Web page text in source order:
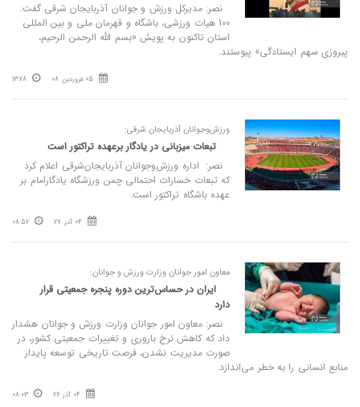
نصر: مدیرکل ورزش و جوانان آذربایجان شرقی گفت:
100 هیات ورزشی، باشگاه و قهرمان ملی و بین المللی
استان تاکنون به پویش «بسم الله الرحمن الرحیم،
پیروزی سهم ایستادگی» پیوستند.
05 فروردین 08 13:28
ورزش‌وجوانان آذربایجان‌ شرقی:
تبعات میزبانی در یادگار برعهده تراکتور است
نصر: اداره ورزش‌وجوانان آذربایجان‌شرقی اعلام کرد
که تبعات خسارات احتمالی چمن ورزشگاه یادگارامام بر
عهده باشگاه تراکتور است.
04 آذر 27 08:52
معاون امور جوانان وزارت ورزش و جوانان:
ایران در حساس‌ترین دوره پنجره جمعیتی قرار
دارد
نصر: معاون امور جوانان وزارت ورزش و جوانان هشدار
داد که کاهش نرخ باروری و تغییرات جمعیتی کشور، در
صورت مدیریت نشدن، فرصت تاریخی توسعه پایدار
منابع انسانی را به خطر می‌اندازد.
04 آذر 26 08:03